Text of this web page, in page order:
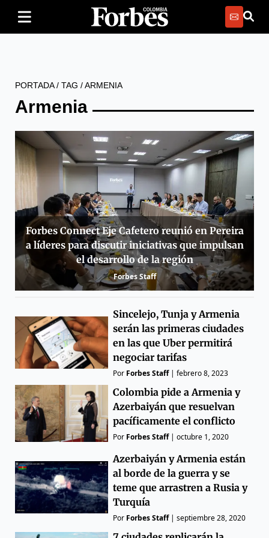
PORTADA/ TAG /ARMENIA
Armenia
Forbes Connect Eje Cafetero reunió en Pereira
a líderes para discutir iniciativas que impulsan
el desarrollo de la región
Forbes Staff
Sincelejo, Tunja y Armenia
serán las primeras ciudades
en las que Uber permitirá
negociar tarifas
Por Forbes Staff|febrero 8, 2023
Colombia pide a Armenia y
Azerbaiyán que resuelvan
pacíficamente el conflicto
Por Forbes Staff|octubre 1, 2020
Azerbaiyán y Armenia están
al borde de la guerra y se
teme que arrastren a Rusia y
Turquía
Por Forbes Staff|septiembre 28, 2020